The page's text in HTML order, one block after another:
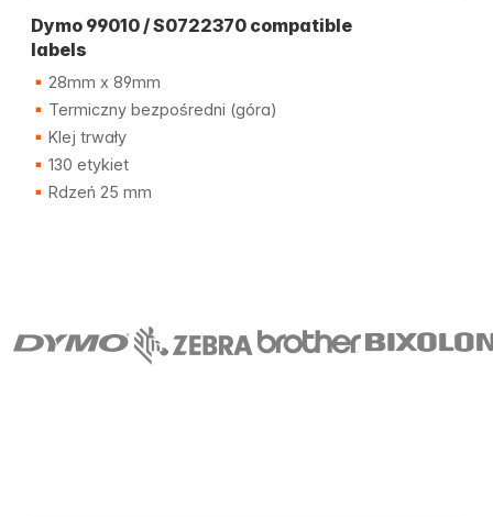
Dymo 99010 / S0722370 compatible
labels
28mm x 89mm
Termiczny bezpośredni (góra)
Klej trwały
130 etykiet
Rdzeń 25 mm